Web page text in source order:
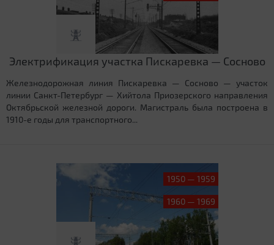
Электрификация участка Пискаревка — Сосново
Железнодорожная линия Пискаревка — Сосново — участок
линии Санкт-Петербург — Хийтола Приозерского направления
Октябрьской железной дороги. Магистраль была построена в
1910-е годы для транспортного...
1950 — 1959
1960 — 1969